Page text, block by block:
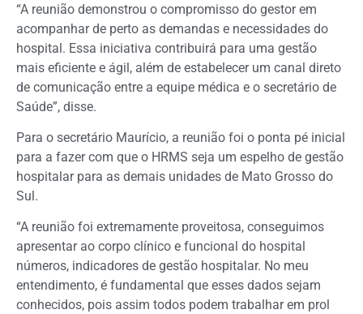
“A reunião demonstrou o compromisso do gestor em
acompanhar de perto as demandas e necessidades do
hospital. Essa iniciativa contribuirá para uma gestão
mais eficiente e ágil, além de estabelecer um canal direto
de comunicação entre a equipe médica e o secretário de
Saúde”, disse.
Para o secretário Maurício, a reunião foi o ponta pé inicial
para a fazer com que o HRMS seja um espelho de gestão
hospitalar para as demais unidades de Mato Grosso do
Sul.
“A reunião foi extremamente proveitosa, conseguimos
apresentar ao corpo clínico e funcional do hospital
números, indicadores de gestão hospitalar. No meu
entendimento, é fundamental que esses dados sejam
conhecidos, pois assim todos podem trabalhar em prol